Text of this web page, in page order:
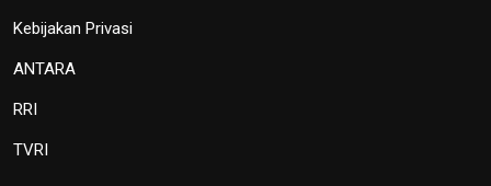
Kebijakan Privasi
ANTARA
RRI
TVRI